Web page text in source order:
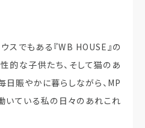
スでもある『WB HOUSE』の
的な子供たち、そして猫のあ
賑やかに暮らしながら、MP
いている私の日々のあれこれ